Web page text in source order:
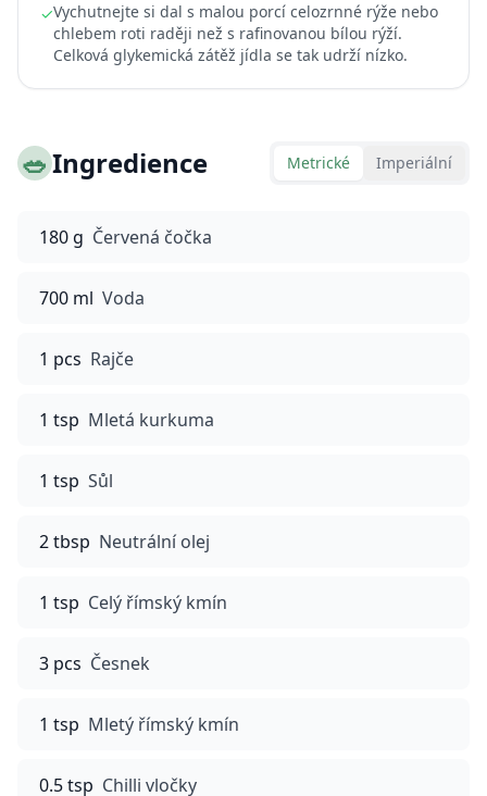
✓Vychutnejte si dal s malou porcí celozrnné rýže nebo
chlebem roti raději než s rafinovanou bílou rýží.
Celková glykemická zátěž jídla se tak udrží nízko.
🥗Ingredience Metrické Imperiální
180 g Červená čočka
700 ml Voda
1 pcs Rajče
1 tsp Mletá kurkuma
1 tsp Sůl
2 tbsp Neutrální olej
1 tsp Celý římský kmín
3 pcs Česnek
1 tsp Mletý římský kmín
0.5 tsp Chilli vločky